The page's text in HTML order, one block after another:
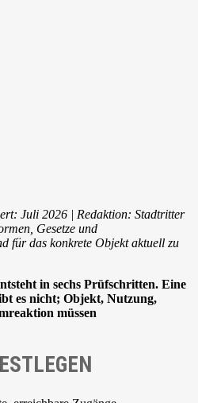
Juli 2026 | Redaktion: Stadtritter
Gesetze und
für das konkrete Objekt aktuell zu
in sechs Prüfschritten. Eine
es nicht; Objekt, Nutzung,
müssen